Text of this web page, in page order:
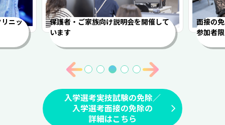
ニッ
保護者・ご家族向け説明会を開催して
います
面接の
参加者
入学選考実技試験の免除／
入学選考面接の免除の
詳細はこちら